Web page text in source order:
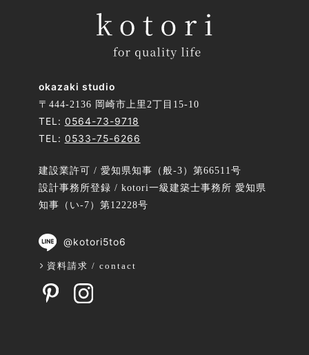
okazaki studio
〒444-2136 岡崎市上里2丁目15-10
TEL: 0564-73-9718
TEL: 0533-75-6266
建設業許可 / 愛知県知事（般-3）第66511号
設計事務所登録 / kotori一級建築士事務所 愛知県
知事（い-7）第12228号
@kotori5to6
資料請求 / contact